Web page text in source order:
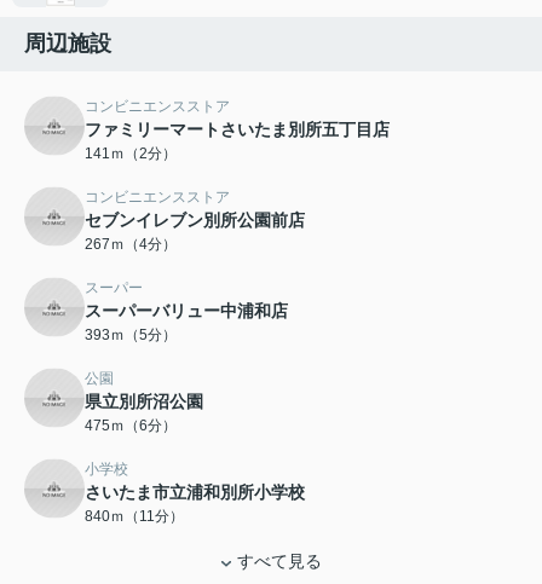
周辺施設
コンビニエンスストア
ファミリーマートさいたま別所五丁目店
141ｍ（2分）
コンビニエンスストア
セブンイレブン別所公園前店
267ｍ（4分）
スーパー
スーパーバリュー中浦和店
393ｍ（5分）
公園
県立別所沼公園
475ｍ（6分）
小学校
さいたま市立浦和別所小学校
840ｍ（11分）
すべて見る